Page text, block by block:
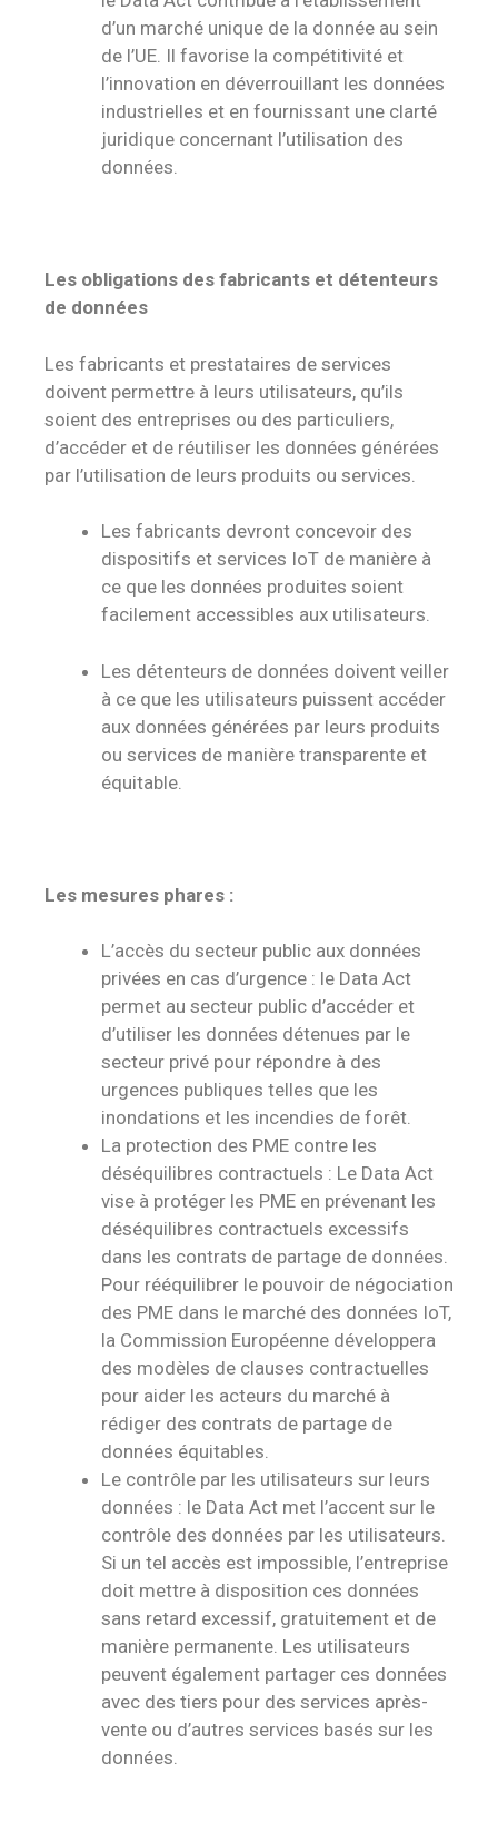
d’un marché unique de la donnée au sein
de l’UE. Il favorise la compétitivité et
l’innovation en déverrouillant les données
industrielles et en fournissant une clarté
juridique concernant l’utilisation des
données.
Les obligations des fabricants et détenteurs
de données
Les fabricants et prestataires de services
doivent permettre à leurs utilisateurs, qu’ils
soient des entreprises ou des particuliers,
d’accéder et de réutiliser les données générées
par l’utilisation de leurs produits ou services.
Les fabricants devront concevoir des
dispositifs et services IoT de manière à
ce que les données produites soient
facilement accessibles aux utilisateurs.
Les détenteurs de données doivent veiller
à ce que les utilisateurs puissent accéder
aux données générées par leurs produits
ou services de manière transparente et
équitable.
Les mesures phares :
L’accès du secteur public aux données
privées en cas d’urgence : le Data Act
permet au secteur public d’accéder et
d’utiliser les données détenues par le
secteur privé pour répondre à des
urgences publiques telles que les
inondations et les incendies de forêt.
La protection des PME contre les
déséquilibres contractuels : Le Data Act
vise à protéger les PME en prévenant les
déséquilibres contractuels excessifs
dans les contrats de partage de données.
Pour rééquilibrer le pouvoir de négociation
des PME dans le marché des données IoT,
la Commission Européenne développera
des modèles de clauses contractuelles
pour aider les acteurs du marché à
rédiger des contrats de partage de
données équitables.
Le contrôle par les utilisateurs sur leurs
données : le Data Act met l’accent sur le
contrôle des données par les utilisateurs.
Si un tel accès est impossible, l’entreprise
doit mettre à disposition ces données
sans retard excessif, gratuitement et de
manière permanente. Les utilisateurs
peuvent également partager ces données
avec des tiers pour des services après-
vente ou d’autres services basés sur les
données.